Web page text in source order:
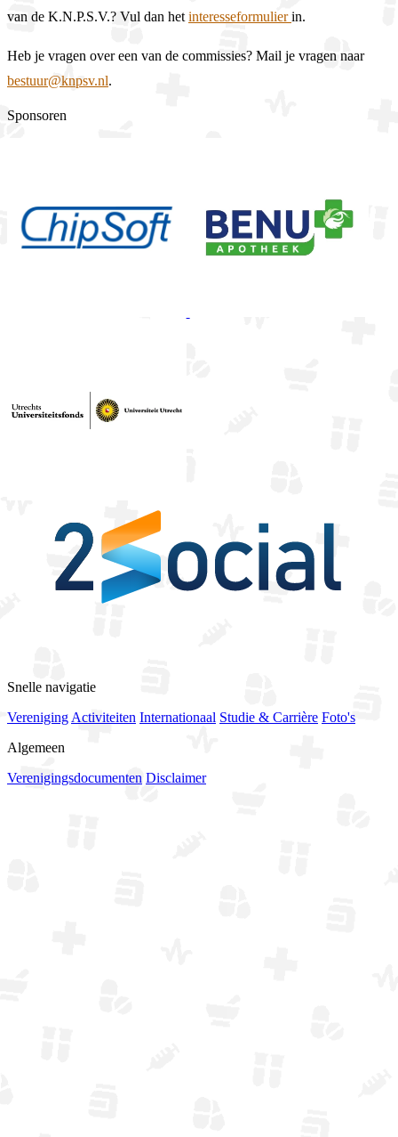
van de K.N.P.S.V.? Vul dan het interesseformulierin.
Heb je vragen over een van de commissies? Mail je vragen naar
bestuur@knpsv.nl.
Sponsoren
Snelle navigatie
Vereniging Activiteiten Internationaal Studie & Carrière Foto's
Algemeen
Verenigingsdocumenten Disclaimer